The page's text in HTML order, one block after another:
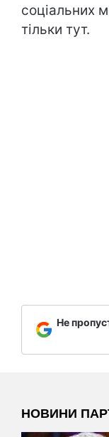
соціальних
тільки тут.
Не